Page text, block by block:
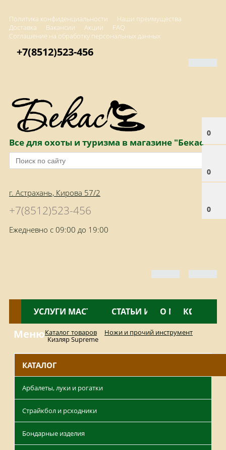
Политика конфиденциальности
Наши преимущества
Доставка
Вакансии Акции
FAQ
Соглашение на обработку персональных данных
0
0
0
+7(8512)523-456
Все для охоты и туризма в магазине "Бекас"
г. Астрахань, Кирова 57/2
+7(8512)523-456
Ежедневно с 09:00 до 19:00
КАТАЛОГ
УСЛУГИ МАСТЕРСКОЙНОВОСТИ
СТАТЬИ И ОБЗОРЫ
О МАГАЗИНЕ
МенюКаталог товаров Ножи и прочий инструмент
Кизляр Supreme
КАТАЛОГ
Арбалеты, луки и рогатки
Страйкбол и рсходники
Бондарные изделия